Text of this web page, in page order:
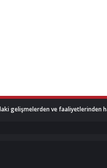
gelişmelerden ve faaliyetlerinden